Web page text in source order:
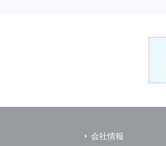
の正確性及
破壊，改ざんなどに対し
を含む適切な対策を速やか
の預託について
その場合は，業務委託先の
個人情報の第三者への開示
会社情報